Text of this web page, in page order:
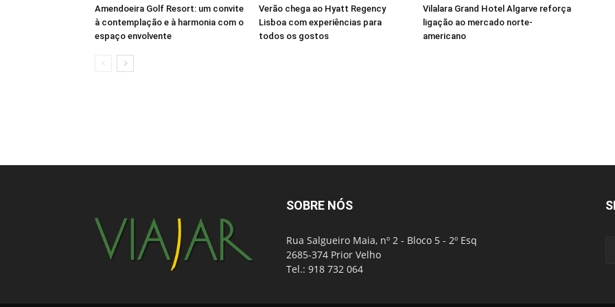
Amendoeira Golf Resort: um convite
à contemplação e à harmonia com o
espaço envolvente
Verão chega ao Hyatt Regency
Lisboa com experiências para
todos os gostos
Vilalara Grand Hotel Algarve reforça
ligação ao mercado norte-
americano
SOBRE NÓS
Rua Salgueiro Maia, nº 2 - Bloco 5 - 2º Esq
2685-374 Prior Velho
Tel.: 918 732 064